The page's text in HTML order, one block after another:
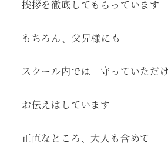
挨拶を徹底してもらっています
もちろん、父兄様にも
スクール内では 守っていただ
お伝えはしています
正直なところ、大人も含めて